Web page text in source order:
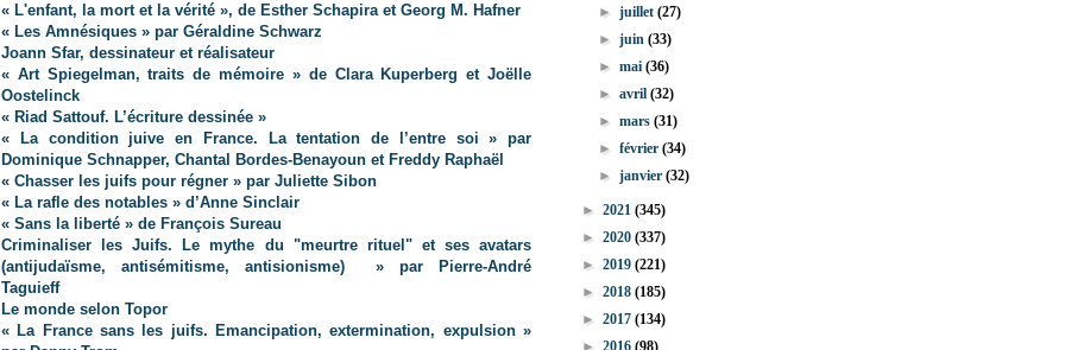
« L'enfant, la mort et la vérité », de Esther Schapira et Georg M. Hafner
« Les Amnésiques » par Géraldine Schwarz
Joann Sfar, dessinateur et réalisateur
« Art Spiegelman, traits de mémoire » de Clara Kuperberg et Joëlle
Oostelinck
« Riad Sattouf. L’écriture dessinée »
« La condition juive en France. La tentation de l’entre soi » par
Dominique Schnapper, Chantal Bordes-Benayoun et Freddy Raphaël
« Chasser les juifs pour régner » par Juliette Sibon
« La rafle des notables » d’Anne Sinclair
« Sans la liberté » de François Sureau
Criminaliser les Juifs. Le mythe du "meurtre rituel" et ses avatars
(antijudaïsme, antisémitisme, antisionisme) » par Pierre-André
Taguieff
Le monde selon Topor
« La France sans les juifs. Emancipation, extermination, expulsion »
►juillet(27)
►juin(33)
►mai(36)
►avril(32)
►mars(31)
►février(34)
►janvier(32)
► 2021 (345)
► 2020 (337)
► 2019 (221)
► 2018 (185)
► 2017 (134)
► 2016 (98)